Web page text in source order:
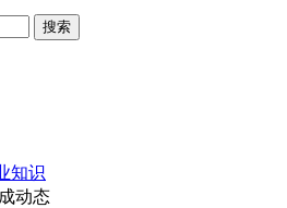
搜索
知识
动态